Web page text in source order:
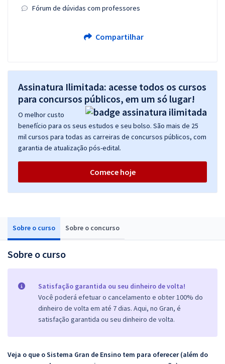
Sobre o curso Sobre o concurso
Sobre o curso
Satisfação garantida ou seu dinheiro de volta!
Você poderá efetuar o cancelamento e obter 100% do
dinheiro de volta em até 7 dias. Aqui, no Gran, é
satisfação garantida ou seu dinheiro de volta.
Veja o que o Sistema Gran de Ensino tem para oferecer (além do
Fórum de dúvidas com professores
Compartilhar
Assinatura Ilimitada: acesse todos os cursos
para concursos públicos, em um só lugar!
O melhor custo
benefício para os seus estudos e seu bolso. São mais de 25
mil cursos para todas as carreiras de concursos públicos, com
garantia de atualização pós-edital.
Comece hoje